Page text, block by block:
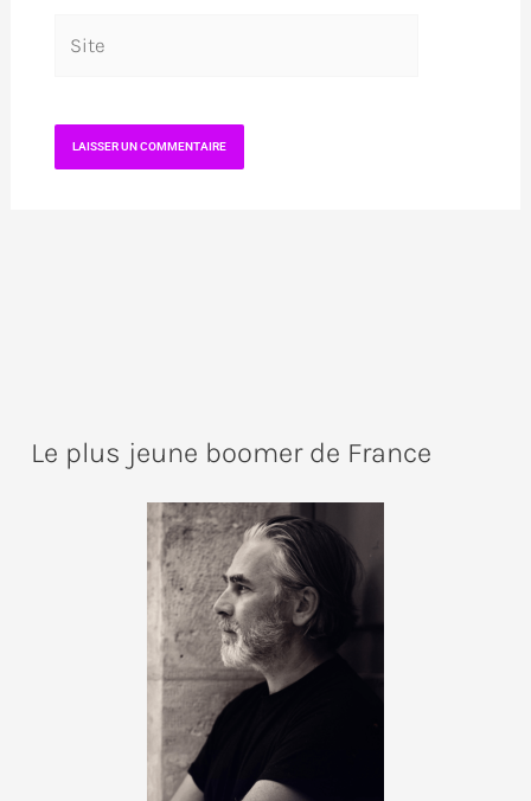
Le plus jeune boomer de France